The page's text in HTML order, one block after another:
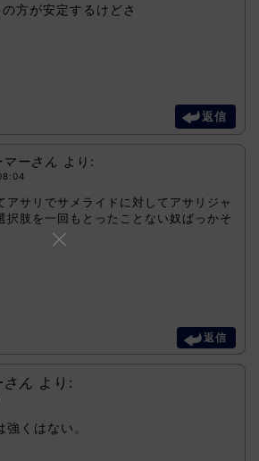
方が安定するけどさ
返信
ーさん より:
アサリでサメライドに対してアサリジャ
択肢を一回もとったことない奴ばっかそ
返信
ん より:
くはない。